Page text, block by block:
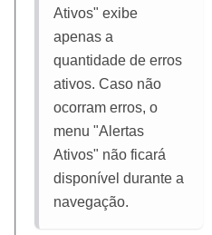
Ativos exibe
apenas a
quantidade de erros
ativos. Caso não
ocorram erros, o
menu
Alertas
Ativos
não ficará
disponível durante a
navegação.